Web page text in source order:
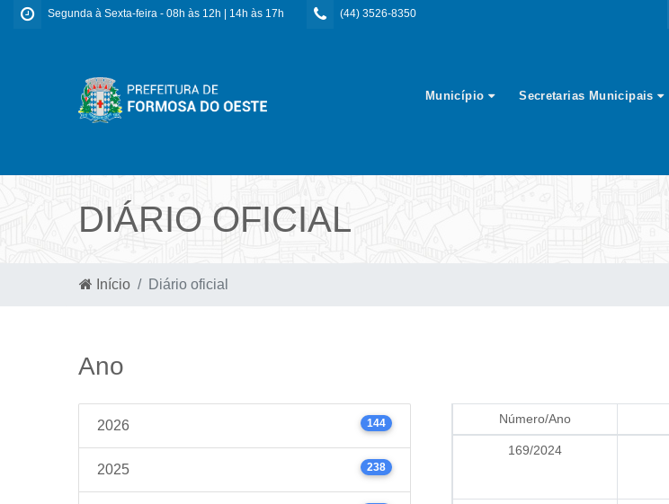
Segunda à Sexta-feira - 08h às 12h | 14h às 17h (44) 3526-8350
Município Secretarias Municipais
DIÁRIO OFICIAL
Início Diário oficial
Ano
2026 144
2025 238
Número/Ano
169/2024